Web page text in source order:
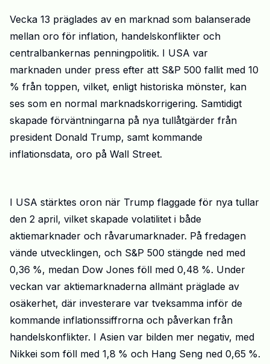
Vecka 13 präglades av en marknad som balanserade
mellan oro för inflation, handelskonflikter och
centralbankernas penningpolitik. I USA var
marknaden under press efter att S&P 500 fallit med 10
% från toppen, vilket, enligt historiska mönster, kan
ses som en normal marknadskorrigering. Samtidigt
skapade förväntningarna på nya tullåtgärder från
president Donald Trump, samt kommande
inflationsdata, oro på Wall Street.
I USA stärktes oron när Trump flaggade för nya tullar
den 2 april, vilket skapade volatilitet i både
aktiemarknader och råvarumarknader. På fredagen
vände utvecklingen, och S&P 500 stängde ned med
0,36 %, medan Dow Jones föll med 0,48 %. Under
veckan var aktiemarknaderna allmänt präglade av
osäkerhet, där investerare var tveksamma inför de
kommande inflationssiffrorna och påverkan från
handelskonflikter. I Asien var bilden mer negativ, med
Nikkei som föll med 1,8 % och Hang Seng ned 0,65 %.